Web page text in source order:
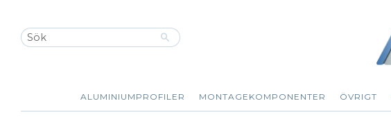
ALUMINIUMPROFILER MONTAGEKOMPONENTER ÖVRIGT